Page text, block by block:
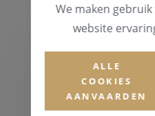
ALLE OUTLET
We maken
website
ALLE
COOKIES
AANVAARDEN